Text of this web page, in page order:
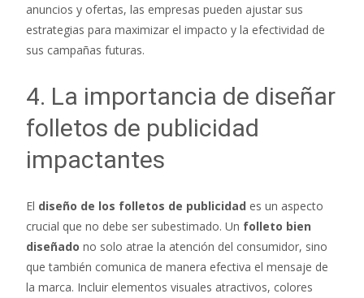
anuncios y ofertas, las empresas pueden ajustar sus
estrategias para maximizar el impacto y la efectividad de
sus campañas futuras.
4. La importancia de diseñar
folletos de publicidad
impactantes
El diseño de los folletos de publicidad es un aspecto
crucial que no debe ser subestimado. Un folleto bien
diseñado no solo atrae la atención del consumidor, sino
que también comunica de manera efectiva el mensaje de
la marca. Incluir elementos visuales atractivos, colores